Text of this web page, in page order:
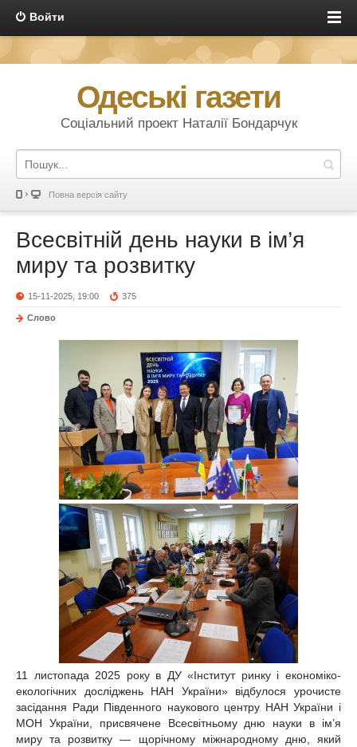
Войти
Одеські газети
Соціальний проект Наталії Бондарчук
Повна версія сайту
Всесвітній день науки в ім’я
миру та розвитку
15-11-2025, 19:00 375
Слово
11 листопада 2025 року в ДУ «Інститут ринку і економіко-
екологічних досліджень НАН України» відбулося урочисте
засідання Ради Південного наукового центру НАН України і
МОН України, присвячене Всесвітньому дню науки в ім’я
миру та розвитку — щорічному міжнародному дню, який